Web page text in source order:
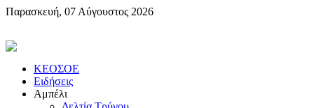
Παρασκευή, 07 Αύγουστος 2026
KEOΣOE
Ειδήσεις
Αμπέλι